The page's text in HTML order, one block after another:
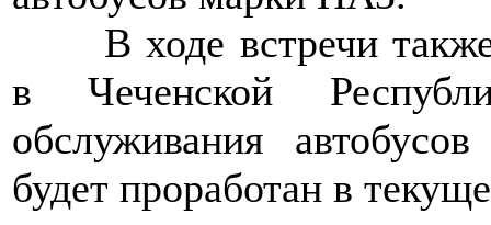
В ходе встречи
в Чеченской
обслуживания
будет проработан в